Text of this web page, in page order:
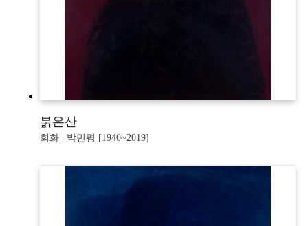
붉은산
회화 | 박민평 [1940~2019]